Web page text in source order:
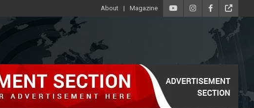
About Magazine